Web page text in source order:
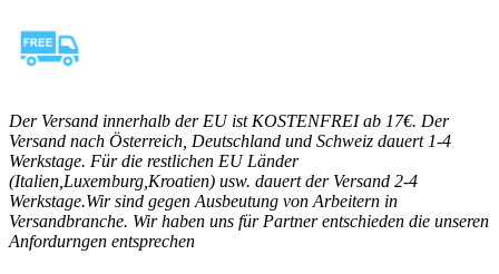
Der Versand innerhalb der EU ist KOSTENFREI ab 17€. Der
Versand nach Österreich, Deutschland und Schweiz dauert 1-4
Werkstage. Für die restlichen EU Länder
(Italien,Luxemburg,Kroatien) usw. dauert der Versand 2-4
Werkstage.Wir sind gegen Ausbeutung von Arbeitern in
Versandbranche. Wir haben uns für Partner entschieden die unseren
Anfordurngen entsprechen